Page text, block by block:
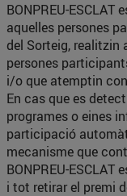
BONPREU-ESCLAT
aquelles persones
del Sorteig, realitzin
persones
i/o que atemptin
En cas que es
programes o eines
participació
mecanisme que
BONPREU-ESCLAT
i tot retirar el premi